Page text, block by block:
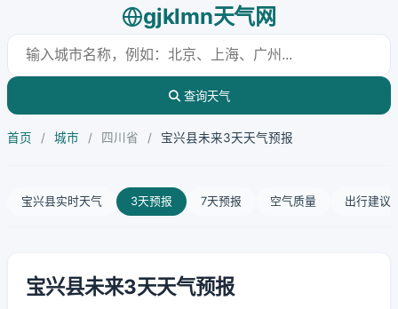
gjklmn天气网
查询天气
首页 / 城市 / 四川省 / 宝兴县未来3天天气预报
宝兴县实时天气 3天预报 7天预报 空气质量 出行建议
宝兴县未来3天天气预报